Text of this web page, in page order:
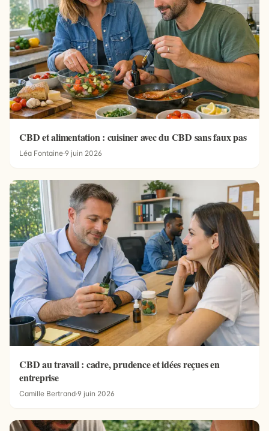
CBD et alimentation : cuisiner avec du CBD sans faux pas
Léa Fontaine·9 juin 2026
CBD au travail : cadre, prudence et idées reçues en
entreprise
Camille Bertrand·9 juin 2026